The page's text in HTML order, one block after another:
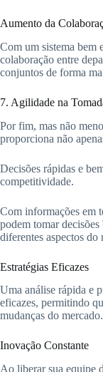
Aumento da
Com um sistema bem
colaboração entre
conjuntos de forma
7. Agilidade na
Por fim, mas não
proporciona não
Decisões rápidas e
competitividade.
Com informações em
podem tomar decisões
diferentes aspectos do
Estratégias Eficazes
Uma análise rápida e
eficazes, permitindo
mudanças do mercado.
Inovação Constante
Ao liberar sua equipe